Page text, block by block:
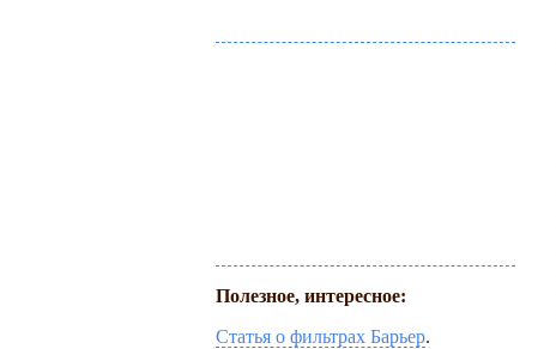
Полезное, интересное:
Статья о фильтрах Барьер.